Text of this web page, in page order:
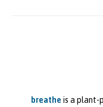
breathe is a plant-